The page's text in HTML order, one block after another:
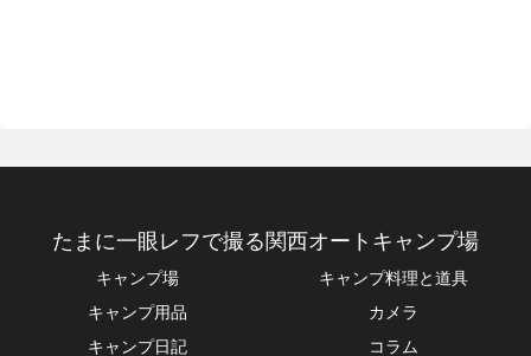
たまに一眼レフで撮る関西オートキャンプ場
キャンプ場
キャンプ料理と道具
キャンプ用品
カメラ
キャンプ日記
コラム